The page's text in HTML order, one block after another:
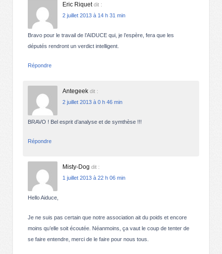
Eric Riquet dit :
2 juillet 2013 à 14 h 31 min
Bravo pour le travail de l’AIDUCE qui, je l’espère, fera que les
députés rendront un verdict intelligent.
Répondre
Antegeek dit :
2 juillet 2013 à 0 h 46 min
BRAVO ! Bel esprit d’analyse et de symthèse !!!
Répondre
Misty-Dog dit :
1 juillet 2013 à 22 h 06 min
Hello Aiduce,
Je ne suis pas certain que notre association ait du poids et encore
moins qu’elle soit écoutée. Néanmoins, ça vaut le coup de tenter de
se faire entendre, merci de le faire pour nous tous.